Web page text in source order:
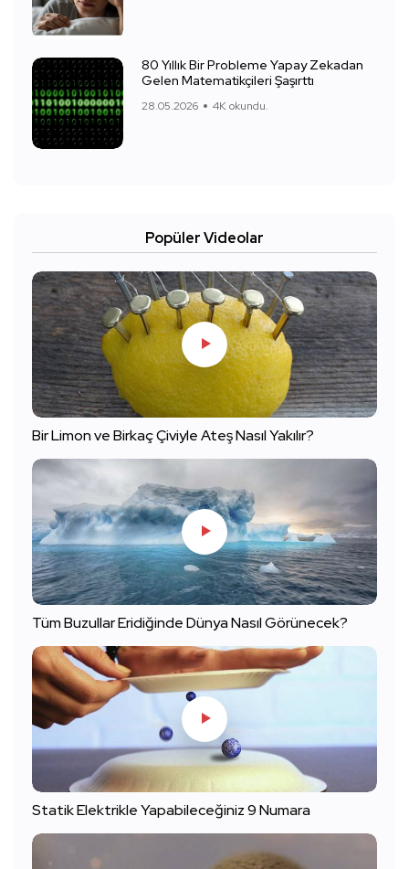
80 Yıllık Bir Probleme Yapay Zekadan
Gelen Matematikçileri Şaşırttı
28.05.2026 4K okundu.
Popüler Videolar
Bir Limon ve Birkaç Çiviyle Ateş Nasıl Yakılır?
Tüm Buzullar Eridiğinde Dünya Nasıl Görünecek?
Statik Elektrikle Yapabileceğiniz 9 Numara